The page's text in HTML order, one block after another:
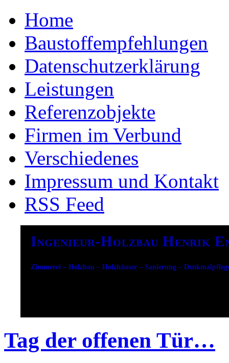
Home
Baustoffempfehlungen
Datenschutzerklärung
Leistungen
Referenzobjekte
Firmen im Verbund
Verschiedenes
Impressum und Kontakt
RSS Feed
Ingenieur-Holzbau Henrik
Zimmerei – Holzbau – Holzhäuser – Sanierung –
Tag der offenen Tür…